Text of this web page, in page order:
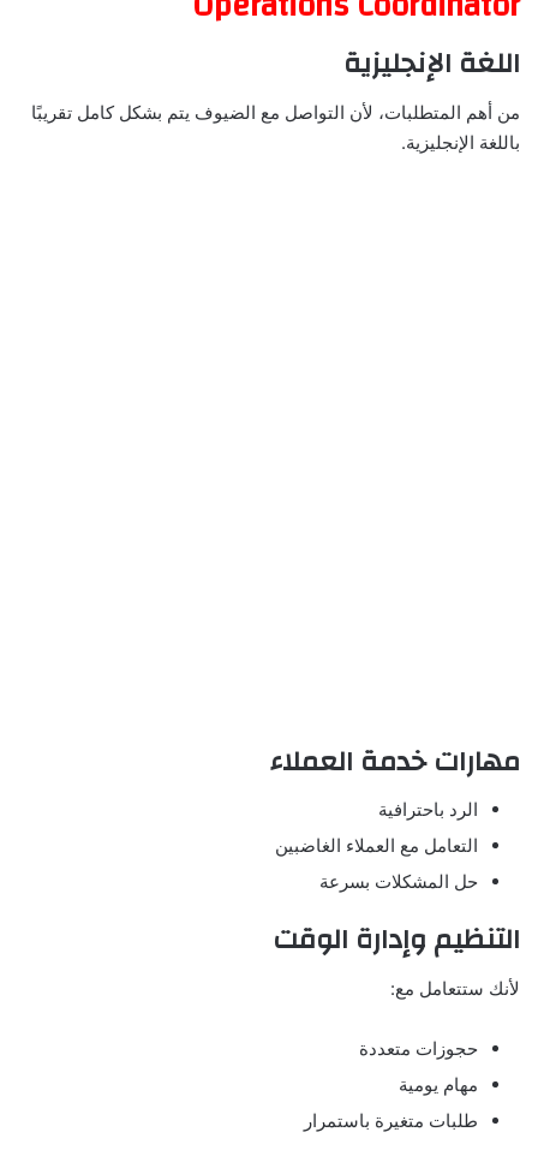
اللغة الإنجليزية
من أهم المتطلبات، لأن التواصل مع الضيوف يتم بشكل كامل تقريبًا
باللغة الإنجليزية.
مهارات خدمة العملاء
الرد باحترافية
التعامل مع العملاء الغاضبين
حل المشكلات بسرعة
التنظيم وإدارة الوقت
لأنك ستتعامل مع:
حجوزات متعددة
مهام يومية
طلبات متغيرة باستمرار